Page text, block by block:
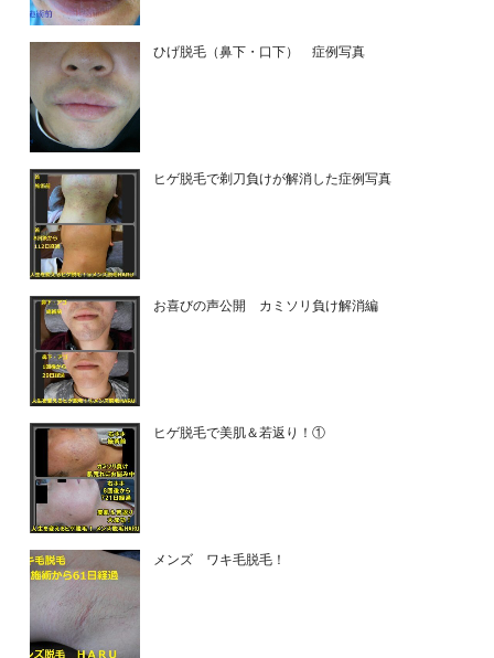
ひげ脱毛（鼻下・口下） 症例写真
ヒゲ脱毛で剃刀負けが解消した症例写真
お喜びの声公開 カミソリ負け解消編
ヒゲ脱毛で美肌＆若返り！①
メンズ ワキ毛脱毛！